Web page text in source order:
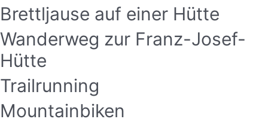
Brettljause auf einer Hütte
Wanderweg zur Franz-Josef-
Hütte
Trailrunning
Mountainbiken